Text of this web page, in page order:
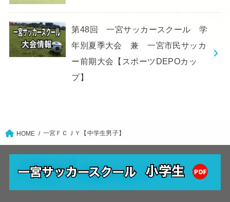
第48回 一宮サッカースクール 学
年別夏季大会 兼 一宮市民サッカ
ー前期大会【スポーツDEPOカッ
プ】
HOME 一宮ＦＣＪＹ【中学生男子】